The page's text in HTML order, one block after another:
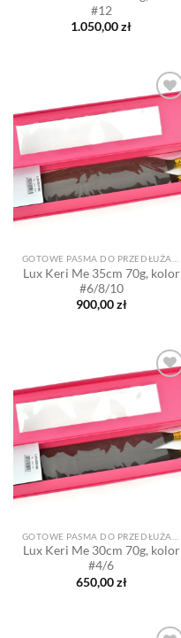
#12
1.050,00zł
Dodaj
do listy
życzeń
Lux Keri Me 35cm 70g, kolor
#6/8/10
900,00zł
Dodaj
do listy
życzeń
Lux Keri Me 30cm 70g, kolor
#4/6
650,00zł